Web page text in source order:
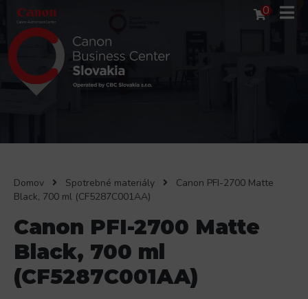
0
Domov Spotrebné materiály
Canon PFI-2700 Matte
Black, 700 ml (CF5287C001AA)
Canon PFI-2700 Matte
Black, 700 ml
(CF5287C001AA)